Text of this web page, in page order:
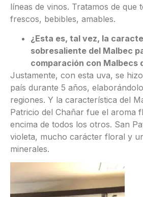
líneas de vinos. Tratamos de que
frescos, bebibles, amables.
¿Esta es, tal vez, la
sobresaliente del Malbec
comparación con Malbecs
Justamente, con esta uva, se
país durante 5 años,
regiones. Y la característica del
Patricio del Chañar fue el aroma
encima de todos los otros. San
violeta, mucho carácter floral y
minerales.